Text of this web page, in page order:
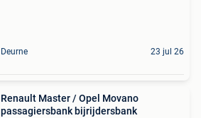
Deurne 23 jul 26
Renault Master / Opel Movano
passagiersbank bijrijdersbank